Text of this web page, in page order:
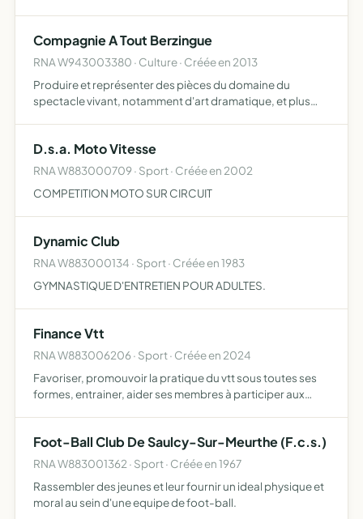
Compagnie A Tout Berzingue
RNA W943003380 · Culture · Créée en 2013
Produire et représenter des pièces du domaine du
spectacle vivant, notamment d'art dramatique, et plus
pouvant se ratt…
D.s.a. Moto Vitesse
RNA W883000709 · Sport · Créée en 2002
COMPETITION MOTO SUR CIRCUIT
Dynamic Club
RNA W883000134 · Sport · Créée en 1983
GYMNASTIQUE D'ENTRETIEN POUR ADULTES.
Finance Vtt
RNA W883006206 · Sport · Créée en 2024
Favoriser, promouvoir la pratique du vtt sous toutes ses
formes, entrainer, aider ses membres à participer aux
Foot-Ball Club De Saulcy-Sur-Meurthe (F.c.s.)
RNA W883001362 · Sport · Créée en 1967
Rassembler des jeunes et leur fournir un ideal physique et
moral au sein d'une equipe de foot-ball.